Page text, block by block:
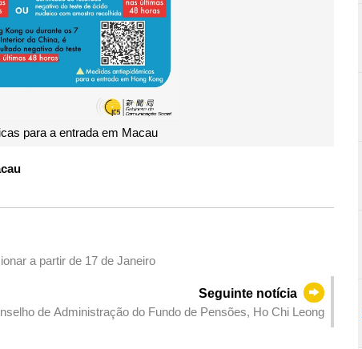
para a entrada em Macau
a partir de 17 de Janeiro
Seguinte notícia
de Administração do Fundo de Pensões, Ho Chi Leong